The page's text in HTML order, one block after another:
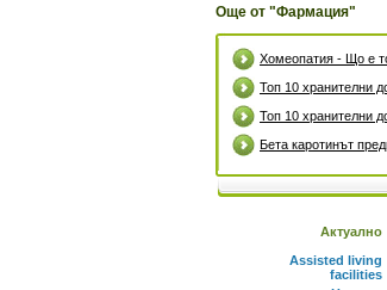
Още от "Фармация"
Хомеопатия - Що е
Топ 10 хранителни
Топ 10 хранителни
Бета каротинът
Актуално
Assisted living
facilities